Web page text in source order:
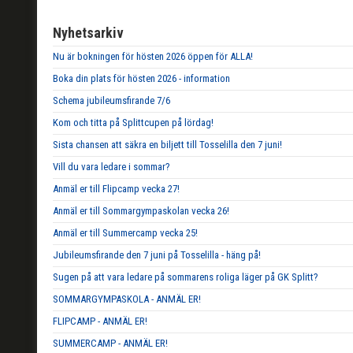
Nyhetsarkiv
Nu är bokningen för hösten 2026 öppen för ALLA!
Boka din plats för hösten 2026 - information
Schema jubileumsfirande 7/6
Kom och titta på Splittcupen på lördag!
Sista chansen att säkra en biljett till Tosselilla den 7 juni!
Vill du vara ledare i sommar?
Anmäl er till Flipcamp vecka 27!
Anmäl er till Sommargympaskolan vecka 26!
Anmäl er till Summercamp vecka 25!
Jubileumsfirande den 7 juni på Tosselilla - häng på!
Sugen på att vara ledare på sommarens roliga läger på GK Splitt?
SOMMARGYMPASKOLA - ANMÄL ER!
FLIPCAMP - ANMÄL ER!
SUMMERCAMP - ANMÄL ER!